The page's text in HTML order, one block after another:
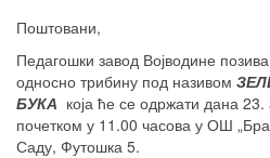
Поштовани,
Педагошки завод Војводине
односно трибину под називом
БУКА која ће се одржати дана
почетком у 11.00 часова у ОШ
Саду, Футошка 5.